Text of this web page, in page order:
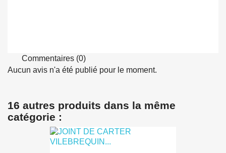
Commentaires (0)
Aucun avis n'a été publié pour le moment.
16 autres produits dans la même
catégorie :